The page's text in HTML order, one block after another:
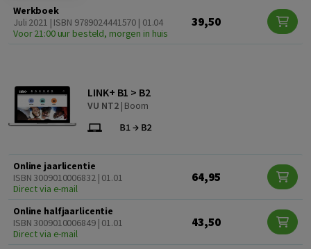
Werkboek
Juli 2021 | ISBN 9789024441570 | 01.04
Voor 21:00 uur besteld, morgen in huis
39,50
LINK+ B1 > B2
VU NT2| Boom
Online jaarlicentie
ISBN 3009010006832 | 01.01
Direct via e-mail
64,95
Online halfjaarlicentie
ISBN 3009010006849 | 01.01
Direct via e-mail
43,50